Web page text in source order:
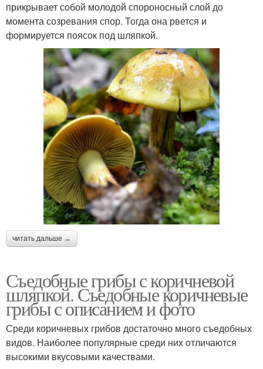
прикрывает собой молодой спороносный слой до
момента созревания спор. Тогда она рвется и
формируется поясок под шляпкой.
читать дальше →
Съедобные грибы с коричневой
шляпкой. Съедобные коричневые
грибы с описанием и фото
Среди коричневых грибов достаточно много съедобных
видов. Наиболее популярные среди них отличаются
высокими вкусовыми качествами.